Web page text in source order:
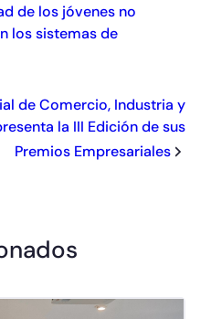
de los jóvenes no
los sistemas de
de Comercio, Industria y
la III Edición de sus
Premios Empresariales